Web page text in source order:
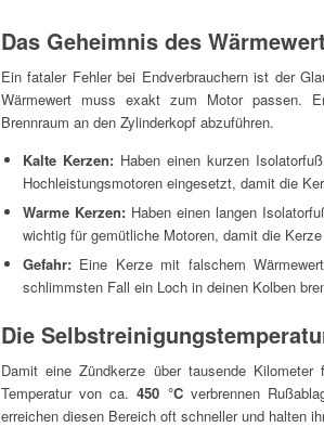
Das Geheimnis des
Ein fataler Fehler bei Endverbrauchern ist der
Wärmewert muss exakt zum Motor passen.
Brennraum an den Zylinderkopf abzuführen.
Kalte Kerzen:Haben einen kurzen
Hochleistungsmotoren eingesetzt, damit die
Warme Kerzen: Haben einen langen
wichtig für gemütliche Motoren, damit die
Gefahr: Eine Kerze mit falschem
schlimmsten Fall ein Loch in deinen Kolben
Die
Damit eine Zündkerze über tausende
Temperatur von ca.450 °Cverbrennen
erreichen diesen Bereich oft schneller und halten